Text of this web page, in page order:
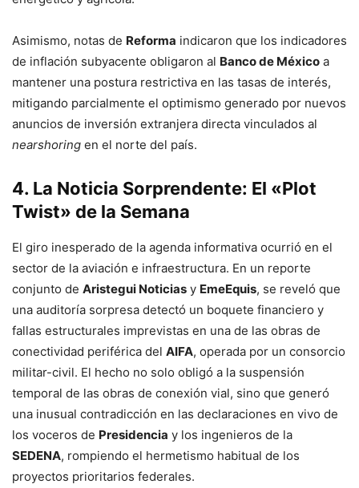
Asimismo, notas de Reforma indicaron que los indicadores
de inflación subyacente obligaron al Banco de México a
mantener una postura restrictiva en las tasas de interés,
mitigando parcialmente el optimismo generado por nuevos
anuncios de inversión extranjera directa vinculados al
nearshoring en el norte del país.
4. La Noticia Sorprendente: El «Plot
Twist» de la Semana
El giro inesperado de la agenda informativa ocurrió en el
sector de la aviación e infraestructura. En un reporte
conjunto de Aristegui Noticias y EmeEquis, se reveló que
una auditoría sorpresa detectó un boquete financiero y
fallas estructurales imprevistas en una de las obras de
conectividad periférica del AIFA, operada por un consorcio
militar-civil. El hecho no solo obligó a la suspensión
temporal de las obras de conexión vial, sino que generó
una inusual contradicción en las declaraciones en vivo de
los voceros de Presidencia y los ingenieros de la
SEDENA, rompiendo el hermetismo habitual de los
proyectos prioritarios federales.